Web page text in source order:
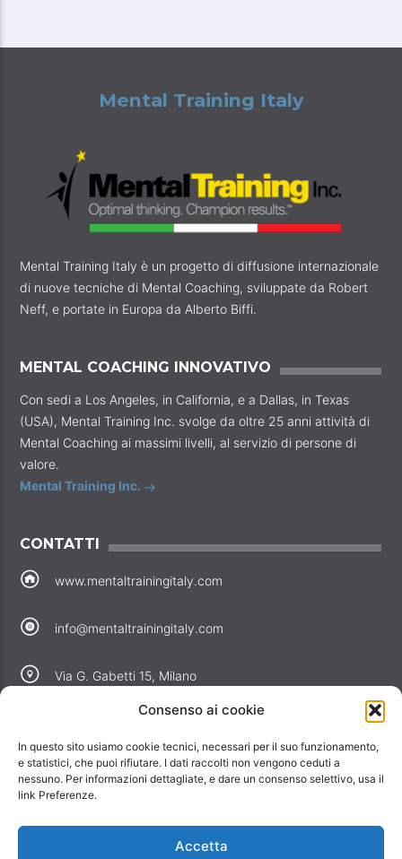
Consenso ai cookie
In questo sito usiamo cookie tecnici, necessari per il suo funzionamento,
e statistici, che puoi rifiutare. I dati raccolti non vengono ceduti a
nessuno. Per informazioni dettagliate, e dare un consenso selettivo, usa il
link Preferenze.
Accetta
Mental Training Italy
Mental Training Italy è un progetto di diffusione internazionale
di nuove tecniche di Mental Coaching, sviluppate da Robert
Neff, e portate in Europa da Alberto Biffi.
MENTAL COACHING INNOVATIVO
Con sedi a Los Angeles, in California, e a Dallas, in Texas
(USA), Mental Training Inc. svolge da oltre 25 anni attività di
Mental Coaching ai massimi livelli, al servizio di persone di
valore.
Mental Training Inc.
CONTATTI
www.mentaltrainingitaly.com
info@mentaltrainingitaly.com
Via G. Gabetti 15, Milano
Perché noi
Offerte
Informativa privacy
Informativa cookie